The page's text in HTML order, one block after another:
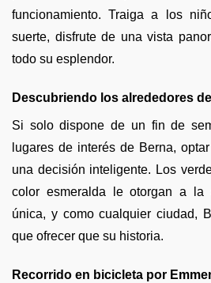
funcionamiento. Traiga a los
suerte, disfrute de una vista
todo su esplendor.
Descubriendo los alrededores
Si solo dispone de un fin de
lugares de interés de Berna,
una decisión inteligente. Los
color esmeralda le otorgan a la
única, y como cualquier ciudad,
que ofrecer que su historia.
Recorrido en bicicleta por